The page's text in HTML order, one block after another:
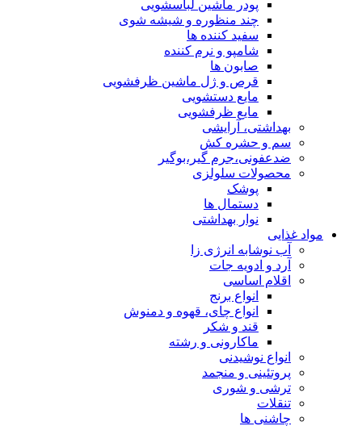
پودر ماشین لباسشویی
چند منظوره و شیشه شوی
سفید کننده ها
شامپو و نرم کننده
صابون ها
قرص و ژل ماشین ظرفشویی
مایع دستشویی
مایع ظرفشویی
بهداشتی، آرایشی
سم و حشره کش
ضدعفونی،جرم گیر،بوگیر
محصولات سلولزی
پوشک
دستمال ها
نوار بهداشتی
مواد غذایی
آب نوشابه انرژی زا
آرد و ادویه جات
اقلام اساسی
انواع برنج
انواع چای، قهوه و دمنوش
قند و شکر
ماکارونی و رشته
انواع نوشیدنی
پروتئینی و منجمد
ترشی و شوری
تنقلات
چاشنی ها